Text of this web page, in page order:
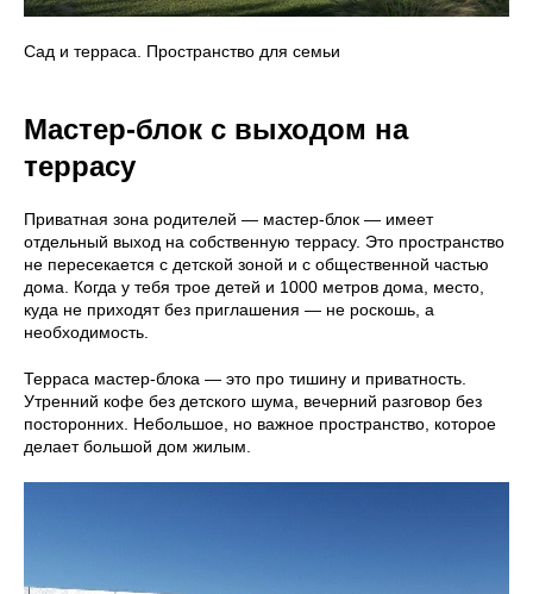
Сад и терраса. Пространство для семьи
Мастер-блок с выходом на
террасу
Приватная зона родителей — мастер-блок — имеет
отдельный выход на собственную террасу. Это пространство
не пересекается с детской зоной и с общественной частью
дома. Когда у тебя трое детей и 1000 метров дома, место,
куда не приходят без приглашения — не роскошь, а
необходимость.
Терраса мастер-блока — это про тишину и приватность.
Утренний кофе без детского шума, вечерний разговор без
посторонних. Небольшое, но важное пространство, которое
делает большой дом жилым.